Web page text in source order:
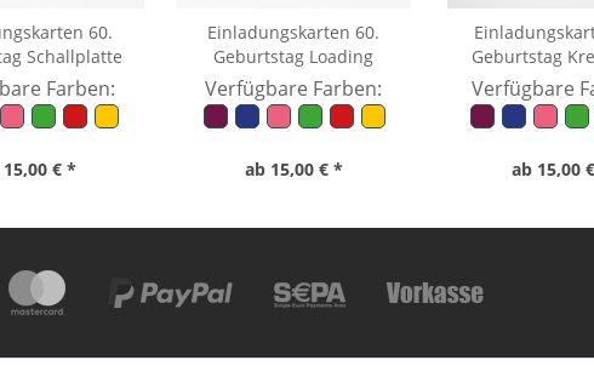
60.
Schallplatte
Farben:
€ *
Einladungskarten 60.
Geburtstag Loading
Verfügbare Farben:
ab 15,00 € *
Geburtstag
Verfügbare
ab 15,00